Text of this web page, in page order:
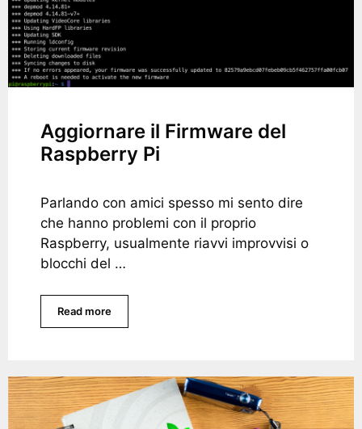
Aggiornare il Firmware del
Raspberry Pi
Parlando con amici spesso mi sento dire
che hanno problemi con il proprio
Raspberry, usualmente riavvi improvvisi o
blocchi del …
Read more